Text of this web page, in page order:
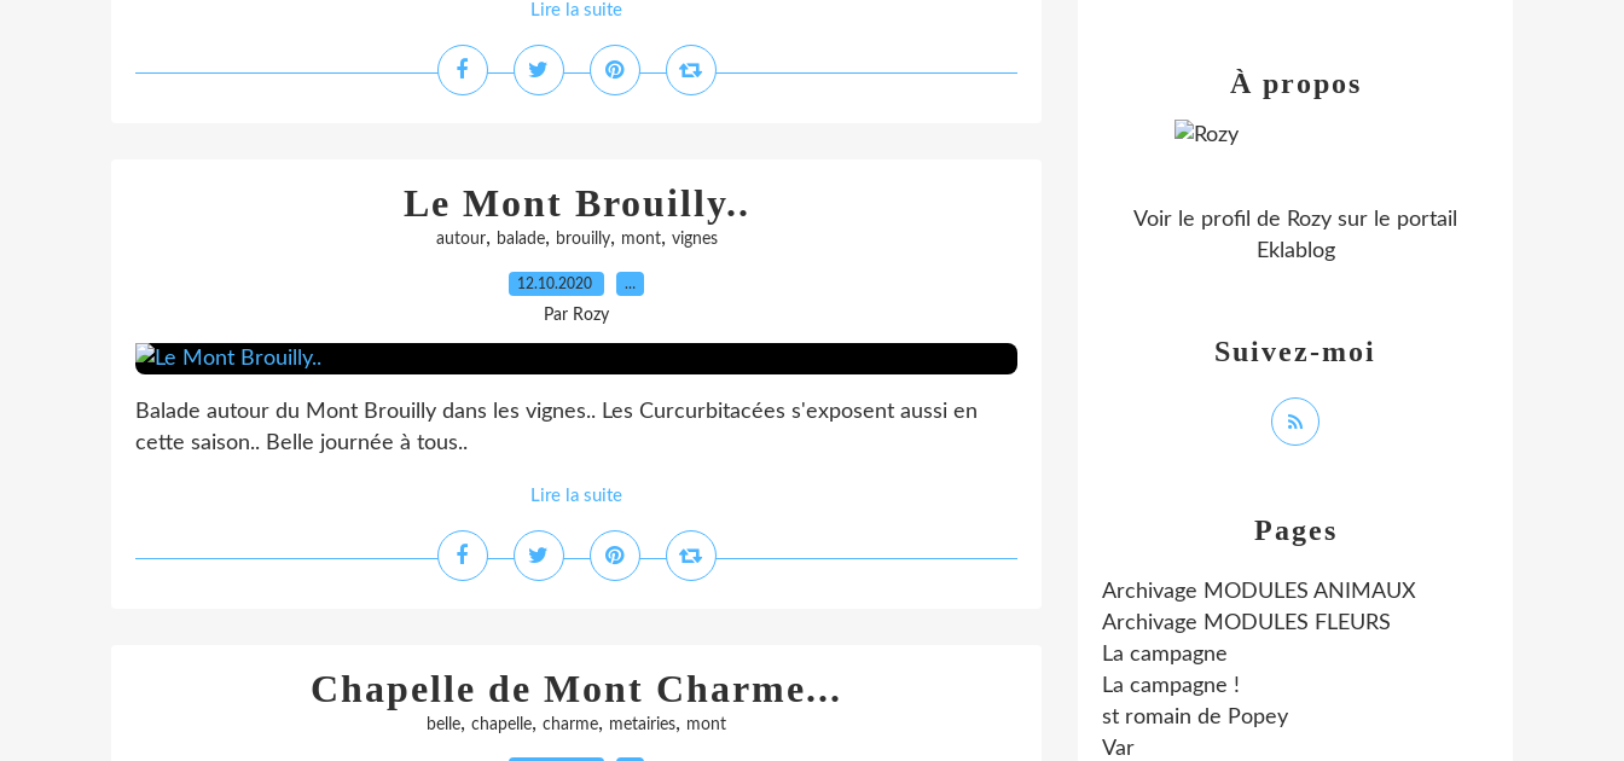
Lire la suite
Le Mont Brouilly..
autour, balade, brouilly, mont, vignes
12.10.2020 …
Par Rozy
Balade autour du Mont Brouilly dans les vignes.. Les Curcurbitacées s'exposent aussi en
cette saison.. Belle journée à tous..
Lire la suite
Chapelle de Mont Charme...
belle, chapelle, charme, metairies, mont
Pages
Archivage MODULES ANIMAUX
Archivage MODULES FLEURS
La campagne
La campagne !
st romain de Popey
Var
Suivez-moi
À propos
Voir le profil de Rozy sur le portail
Eklablog